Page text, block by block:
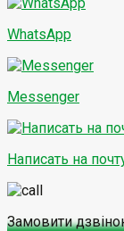
WhatsApp
Messenger
Написать на
Замовити